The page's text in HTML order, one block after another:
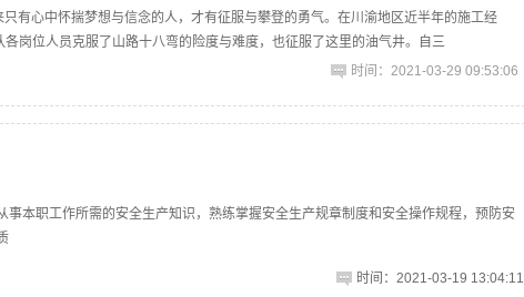
有心中怀揣梦想与信念的人，才有征服与攀登的勇气。在川渝地区近半年的施工经
岗位人员克服了山路十八弯的险度与难度，也征服了这里的油气井。自三
时间：2021-03-29 09:53:06
本职工作所需的安全生产知识，熟练掌握安全生产规章制度和安全操作规程，预防安
时间：2021-03-19 13:04:11